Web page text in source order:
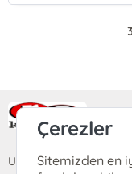
Ra
Uzun Sokak Saray
Çerezler
Sitemizden en